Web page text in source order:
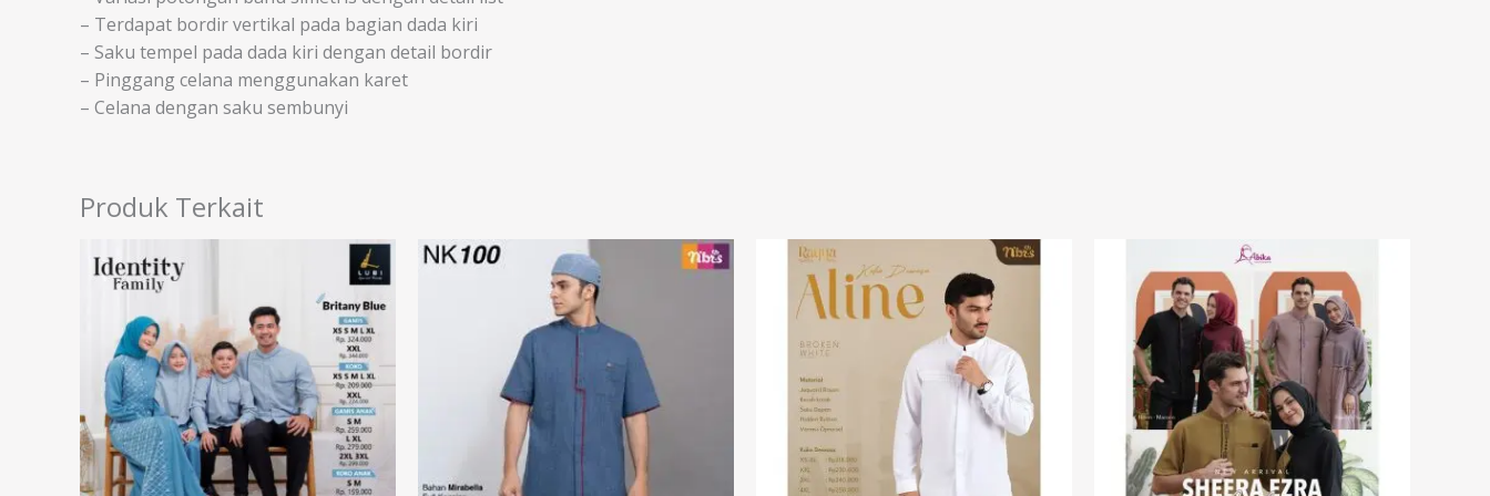
– Terdapat bordir vertikal pada bagian dada kiri
– Saku tempel pada dada kiri dengan detail bordir
– Pinggang celana menggunakan karet
– Celana dengan saku sembunyi
Produk Terkait
harga:
Rp170.000
hingga
Rp180.000